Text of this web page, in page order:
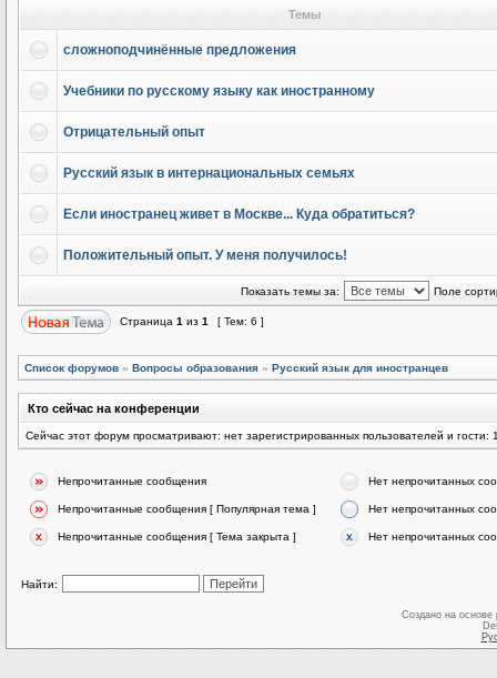
Темы
сложноподчинённые предложения
Учебники по русскому языку как иностранному
Отрицательный опыт
Русский язык в интернациональных семьях
Если иностранец живет в Москве... Куда обратиться?
Положительный опыт. У меня получилось!
Показать темы за: Поле
Страница 1 из 1 [ Тем: 6 ]
Список форумов » Вопросы образования » Русский язык для иностранцев
Кто сейчас на конференции
Сейчас этот форум просматривают: нет зарегистрированных пользователей и гости:
Непрочитанные сообщения Нет непрочитанных
Непрочитанные сообщения [ Популярная тема ] Нет непрочитанных
Непрочитанные сообщения [ Тема закрыта ] Нет непрочитанных
Найти:
Создано на основе